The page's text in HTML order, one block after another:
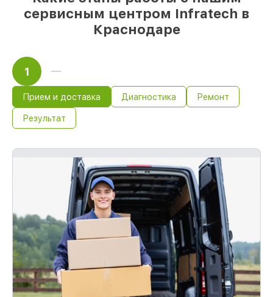
сервисным центром Infratech в
Краснодаре
1
Прием и доставка Диагностика Ремонт
Результат